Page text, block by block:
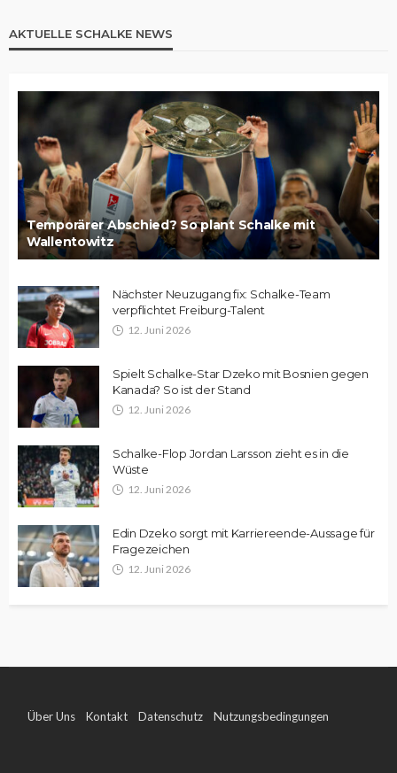
AKTUELLE SCHALKE NEWS
Temporärer Abschied? So plant Schalke mit
Wallentowitz
Nächster Neuzugang fix: Schalke-Team
verpflichtet Freiburg-Talent
12. Juni 2026
Spielt Schalke-Star Dzeko mit Bosnien gegen
Kanada? So ist der Stand
12. Juni 2026
Schalke-Flop Jordan Larsson zieht es in die
Wüste
12. Juni 2026
Edin Dzeko sorgt mit Karriereende-Aussage für
Fragezeichen
12. Juni 2026
Über Uns Kontakt Datenschutz Nutzungsbedingungen